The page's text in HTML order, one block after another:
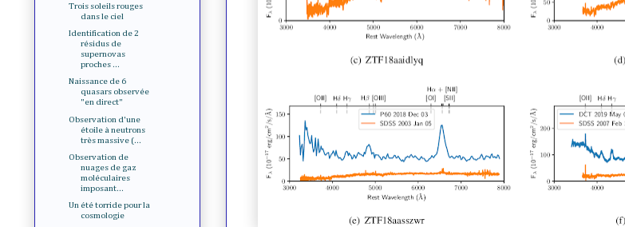
Trois soleils rouges
dans le ciel
Identification de 2
résidus de
supernovas
proches ...
Naissance de 6
quasars observée
"en direct"
Observation d'une
étoile à neutrons
très massive (...
Observation de
nuages de gaz
moléculaires
imposant...
Un été torride pour la
cosmologie